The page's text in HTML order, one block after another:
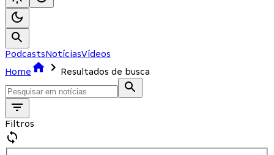
PodcastsNotíciasVídeos
Home
Resultados de busca
Filtros